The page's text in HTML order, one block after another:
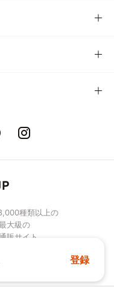
種類以上の
大級の
販サイト
登録